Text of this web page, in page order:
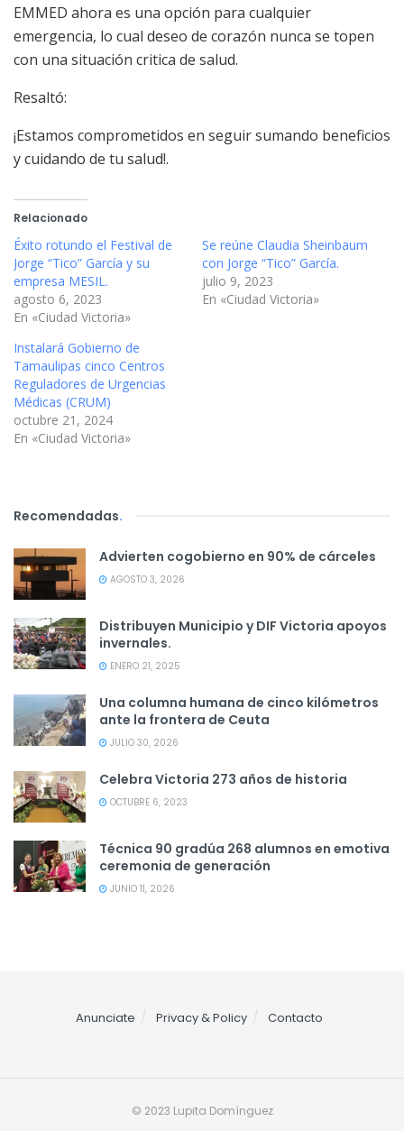
EMMED ahora es una opción para cualquier
emergencia, lo cual deseo de corazón nunca se topen
con una situación critica de salud.
Resaltó:
¡Estamos comprometidos en seguir sumando beneficios
y cuidando de tu salud!.
Relacionado
Éxito rotundo el Festival de
Jorge “Tico” García y su
empresa MESIL.
agosto 6, 2023
En «Ciudad Victoria»
Se reúne Claudia Sheinbaum
con Jorge “Tico” García.
julio 9, 2023
En «Ciudad Victoria»
Instalará Gobierno de
Tamaulipas cinco Centros
Reguladores de Urgencias
Médicas (CRUM)
octubre 21, 2024
En «Ciudad Victoria»
Recomendadas.
Advierten cogobierno en 90% de cárceles
AGOSTO 3, 2026
Distribuyen Municipio y DIF Victoria apoyos
invernales.
ENERO 21, 2025
Una columna humana de cinco kilómetros
ante la frontera de Ceuta
JULIO 30, 2026
Celebra Victoria 273 años de historia
OCTUBRE 6, 2023
Técnica 90 gradúa 268 alumnos en emotiva
ceremonia de generación
JUNIO 11, 2026
Anunciate Privacy & Policy Contacto
© 2023 Lupita Domínguez